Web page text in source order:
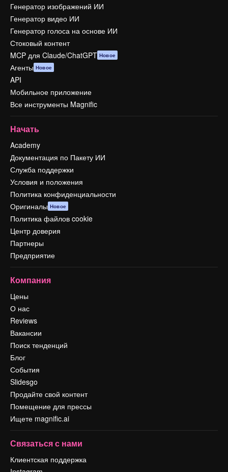
Генератор изображений ИИ
Генератор видео ИИ
Генератор голоса на основе ИИ
Стоковый контент
MCP для Claude/ChatGPT Новое
Агенты Новое
API
Мобильное приложение
Все инструменты Magnific
Начать
Academy
Документация по Пакету ИИ
Служба поддержки
Условия и положения
Политика конфиденциальности
Оригиналы Новое
Политика файлов cookie
Центр доверия
Партнеры
Предприятие
Компания
Цены
О нас
Reviews
Вакансии
Поиск тенденций
Блог
События
Slidesgo
Продайте свой контент
Помещение для прессы
Ищете magnific.ai
Связаться с нами
Клиентская поддержка